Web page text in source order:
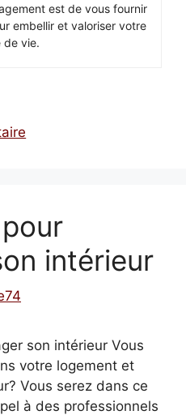
est de vous fournir
embellir et valoriser votre
de vie.
intérieur
son intérieur Vous
votre logement et
Vous serez dans ce
à des professionnels